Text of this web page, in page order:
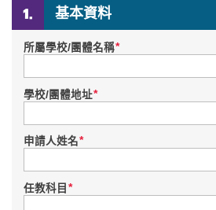
基本資料
所屬學校/團體名稱*
學校/團體地址*
申請人姓名*
任教科目 *